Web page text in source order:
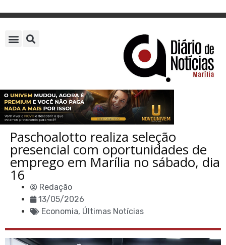
Paschoalotto realiza seleção
presencial com oportunidades de
emprego em Marília no sábado, dia
16
Redação
13/05/2026
Economia, Últimas Notícias